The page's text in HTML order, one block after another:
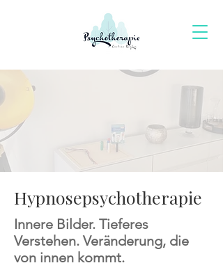
Hypnosepsychotherapie
Innere Bilder. Tieferes
Verstehen. Veränderung, die
von innen kommt.